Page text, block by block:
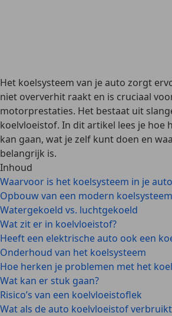
Het koelsysteem van je auto zorgt
niet oververhit raakt en is cruciaal
motorprestaties. Het bestaat uit
koelvloeistof. In dit artikel lees je hoe
kan gaan, wat je zelf kunt doen en
belangrijk is.
Inhoud
Waarvoor is het koelsysteem in je
Opbouw van een modern koelsysteem
Watergekoeld vs. luchtgekoeld
Wat zit er in koelvloeistof?
Heeft een elektrische auto ook een
Onderhoud van het koelsysteem
Hoe herken je problemen met het
Wat kan er stuk gaan?
Risico’s van een koelvloeistoflek
Wat als de auto koelvloeistof